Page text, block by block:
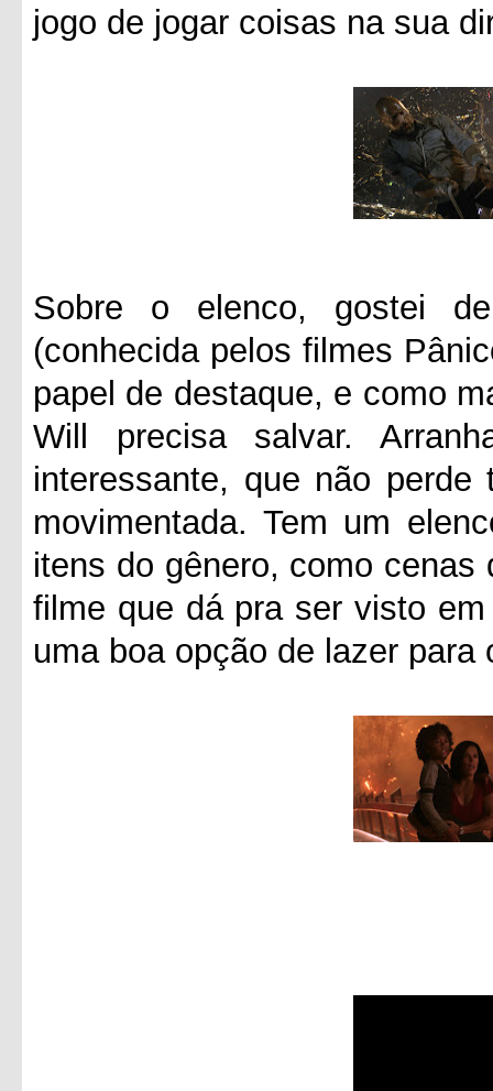
jogo de jogar coisas na sua
Sobre o elenco, gostei
(conhecida pelos filmes
papel de destaque, e como
Will precisa salvar.
interessante, que não
movimentada. Tem um
itens do gênero, como
filme que dá pra ser visto
uma boa opção de lazer para